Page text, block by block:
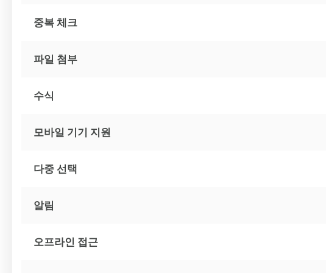
중복 체크
파일 첨부
수식
모바일 기기 지원
다중 선택
알림
오프라인 접근